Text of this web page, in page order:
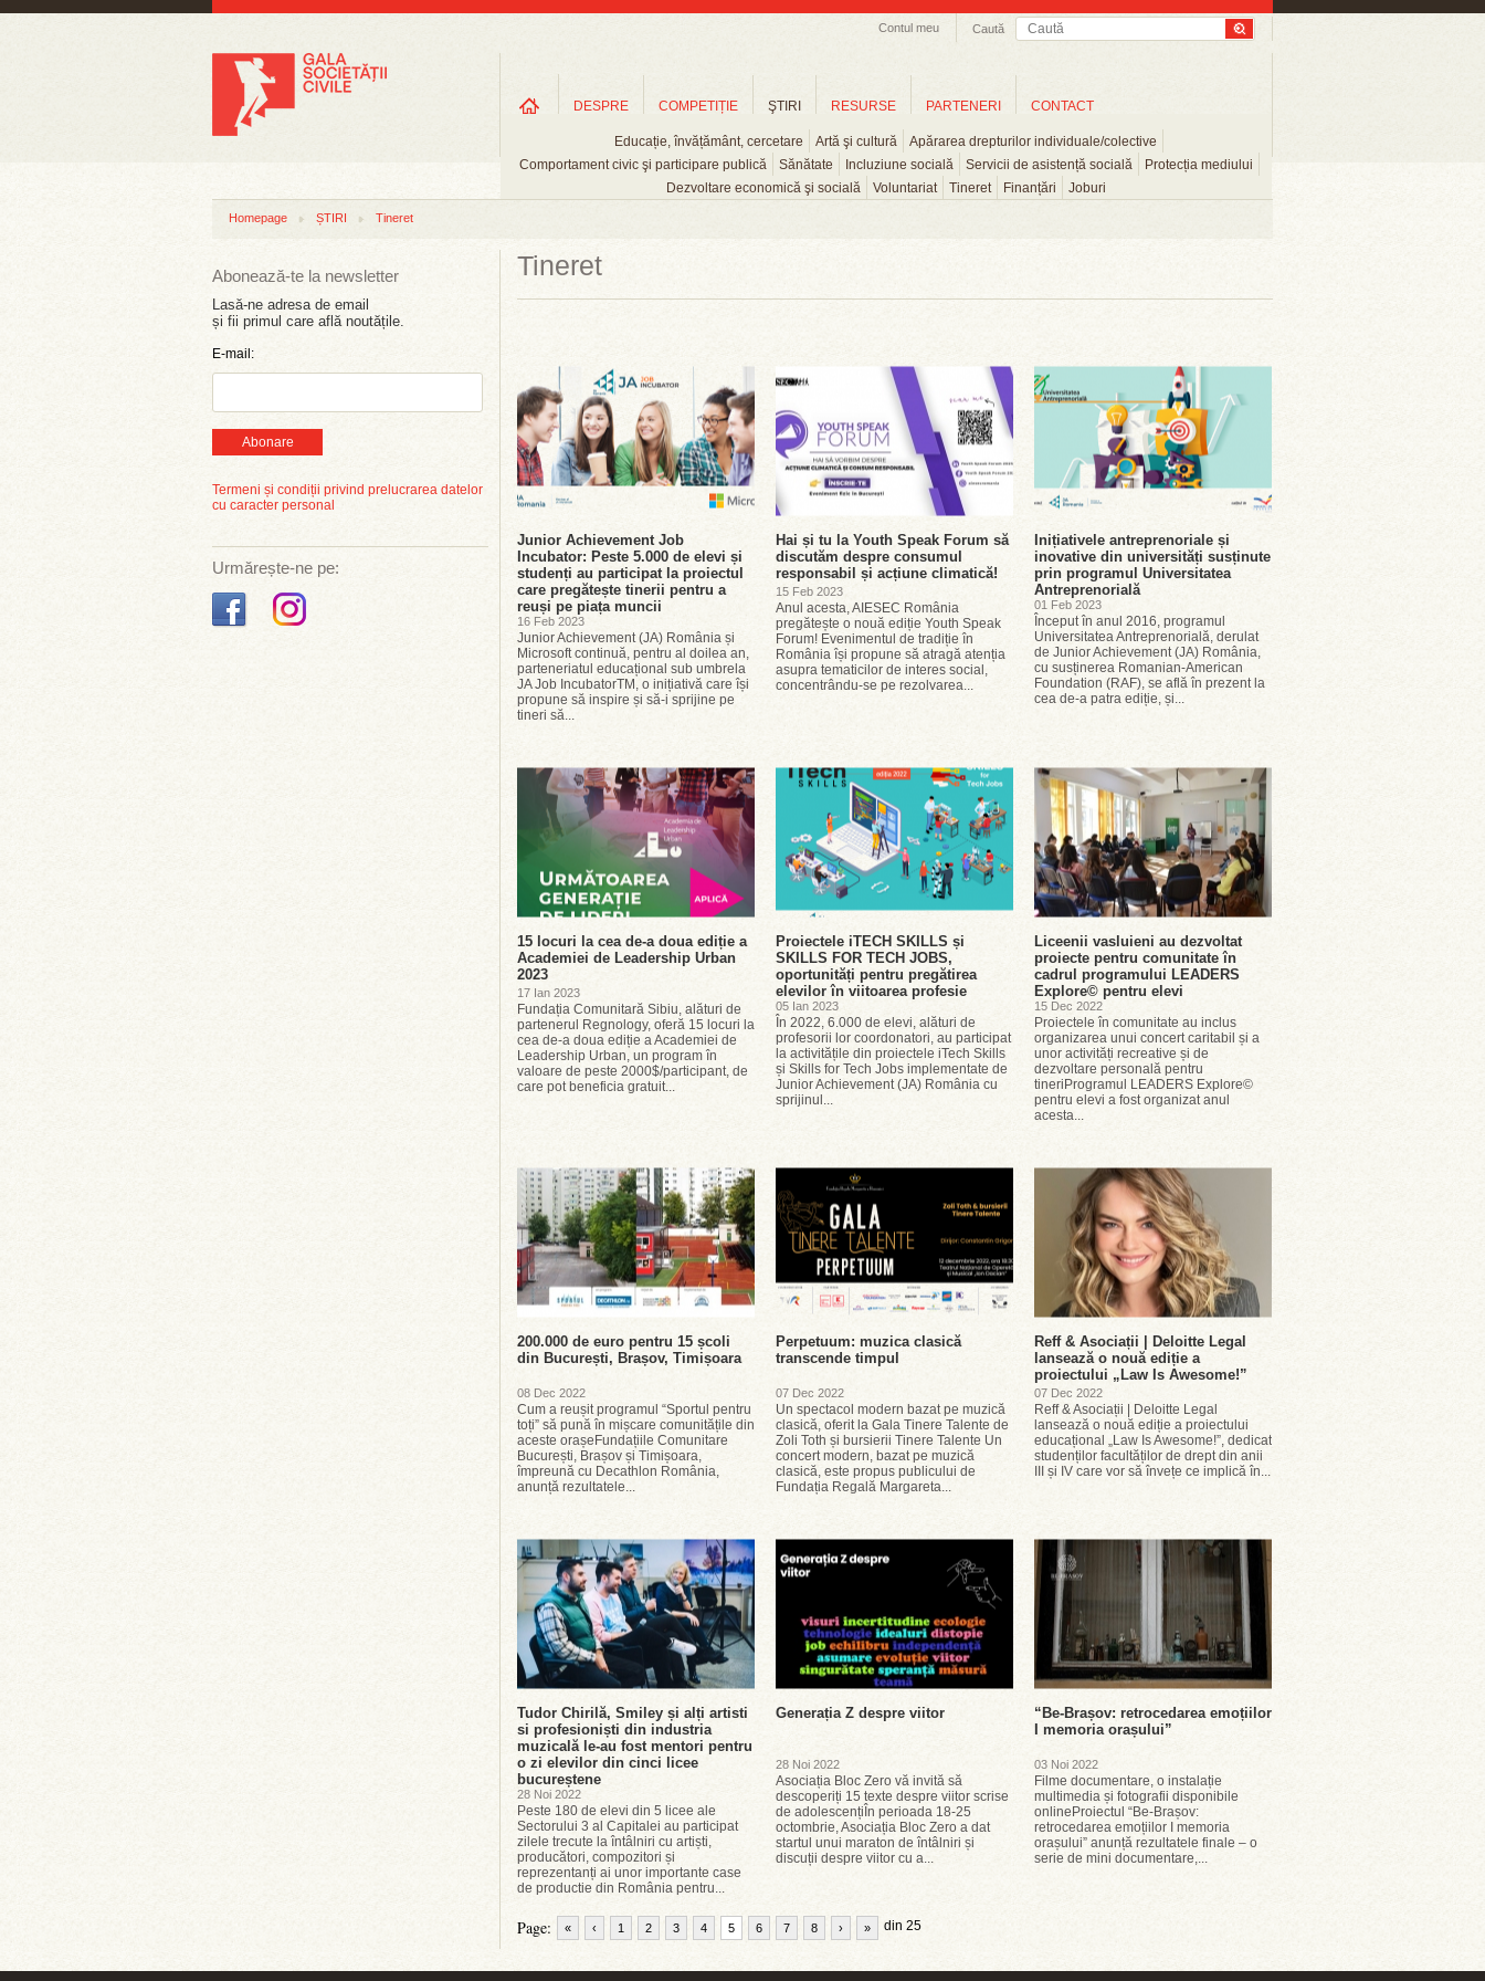
Caută
Contul meu
DESPRE COMPETIȚIE ŞTIRI
Educație, învățământ, cercetare Artă şi cultură
Apărarea drepturilor individuale/colective
Comportament civic şi participare publică
Sănătate Incluziune socială Servicii de asistență socială
Protecția mediului
Dezvoltare economică şi socială
Voluntariat Tineret Finanțări Joburi
RESURSE PARTENERI CONTACT
Homepage ȘTIRI Tineret
Abonează-te la newsletter
Lasă-ne adresa de email
și fii primul care află noutățile.
E-mail:
Abonare
Termeni și condiții privind prelucrarea datelor
cu caracter personal
Urmărește-ne pe:
Tineret
Junior Achievement Job
Incubator: Peste 5.000 de elevi și
studenți au participat la proiectul
care pregătește tinerii pentru a
reuși pe piața muncii
16 Feb 2023
Junior Achievement (JA) România și
Microsoft continuă, pentru al doilea an,
parteneriatul educațional sub umbrela
JA Job IncubatorTM, o inițiativă care își
propune să inspire și să-i sprijine pe
tineri să...
Hai și tu la Youth Speak Forum să
discutăm despre consumul
responsabil și acțiune climatică!
15 Feb 2023
Anul acesta, AIESEC România
pregătește o nouă ediție Youth Speak
Forum! Evenimentul de tradiție în
România își propune să atragă atenția
asupra tematicilor de interes social,
concentrându-se pe rezolvarea...
Inițiativele antreprenoriale și
inovative din universități susținute
prin programul Universitatea
Antreprenorială
01 Feb 2023
Început în anul 2016, programul
Universitatea Antreprenorială, derulat
de Junior Achievement (JA) România,
cu susținerea Romanian-American
Foundation (RAF), se află în prezent la
cea de-a patra ediție, și...
15 locuri la cea de-a doua ediție a
Academiei de Leadership Urban
2023
17 Ian 2023
Fundația Comunitară Sibiu, alături de
partenerul Regnology, oferă 15 locuri la
cea de-a doua ediție a Academiei de
Leadership Urban, un program în
valoare de peste 2000$/participant, de
care pot beneficia gratuit...
Proiectele iTECH SKILLS și
SKILLS FOR TECH JOBS,
oportunități pentru pregătirea
elevilor în viitoarea profesie
05 Ian 2023
În 2022, 6.000 de elevi, alături de
profesorii lor coordonatori, au participat
la activitățile din proiectele iTech Skills
și Skills for Tech Jobs implementate de
Junior Achievement (JA) România cu
sprijinul...
Liceenii vasluieni au dezvoltat
proiecte pentru comunitate în
cadrul programului LEADERS
Explore© pentru elevi
15 Dec 2022
Proiectele în comunitate au inclus
organizarea unui concert caritabil și a
unor activități recreative și de
dezvoltare personală pentru
tineriProgramul LEADERS Explore©
pentru elevi a fost organizat anul
acesta...
200.000 de euro pentru 15 școli
din București, Brașov, Timișoara
08 Dec 2022
Cum a reușit programul “Sportul pentru
toți” să pună în mișcare comunitățile din
aceste orașeFundațiile Comunitare
București, Brașov și Timișoara,
împreună cu Decathlon România,
anunță rezultatele...
Perpetuum: muzica clasică
transcende timpul
07 Dec 2022
Un spectacol modern bazat pe muzică
clasică, oferit la Gala Tinere Talente de
Zoli Toth și bursierii Tinere Talente Un
concert modern, bazat pe muzică
clasică, este propus publicului de
Fundația Regală Margareta...
Reff & Asociații | Deloitte Legal
lansează o nouă ediție a
proiectului „Law Is Awesome!”
07 Dec 2022
Reff & Asociații | Deloitte Legal
lansează o nouă ediție a proiectului
educațional „Law Is Awesome!”, dedicat
studenților facultăților de drept din anii
III și IV care vor să învețe ce implică în...
Tudor Chirilă, Smiley și alți artisti
si profesioniști din industria
muzicală le-au fost mentori pentru
o zi elevilor din cinci licee
bucureștene
28 Noi 2022
Peste 180 de elevi din 5 licee ale
Sectorului 3 al Capitalei au participat
zilele trecute la întâlniri cu artiști,
producători, compozitori și
reprezentanți ai unor importante case
de productie din România pentru...
Generația Z despre viitor
28 Noi 2022
Asociația Bloc Zero vă invită să
descoperiți 15 texte despre viitor scrise
de adolescențiÎn perioada 18-25
octombrie, Asociația Bloc Zero a dat
startul unui maraton de întâlniri și
discuții despre viitor cu a...
“Be-Brașov: retrocedarea emoțiilor
I memoria orașului”
03 Noi 2022
Filme documentare, o instalație
multimedia și fotografii disponibile
onlineProiectul “Be-Brașov:
retrocedarea emoțiilor I memoria
orașului” anunță rezultatele finale – o
serie de mini documentare,...
Page: « ‹ 1 2 3 4 5 6 7 8 din 25
› »